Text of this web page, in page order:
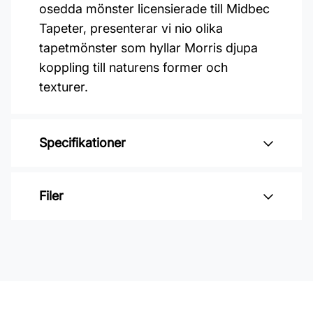
osedda mönster licensierade till Midbec
Tapeter, presenterar vi nio olika
tapetmönster som hyllar Morris djupa
koppling till naturens former och
texturer.
Specifikationer
Varumärke: Midbec Tapeter
Filer